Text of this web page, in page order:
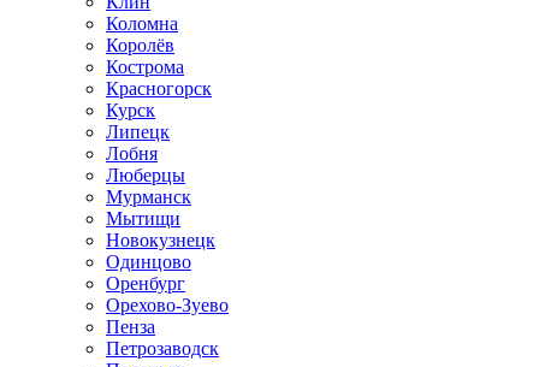
Коломна
Королёв
Кострома
Красногорск
Курск
Липецк
Лобня
Люберцы
Мурманск
Мытищи
Новокузнецк
Одинцово
Оренбург
Орехово-Зуево
Пенза
Петрозаводск